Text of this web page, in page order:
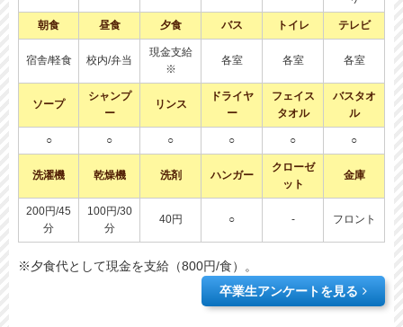
朝食 昼食 夕食 バス トイレ テレビ
宿舎/軽食 校内/弁当
現金支給
※
各室 各室 各室
ソープ
シャンプ
ー
リンス
ドライヤ
ー
フェイス
タオル
バスタオ
ル
○ ○ ○ ○ ○ ○
洗濯機 乾燥機 洗剤 ハンガー
クローゼ
ット
金庫
200円/45
分
100円/30
分
40円 ○ - フロント
※夕食代として現金を支給（800円/食）。
卒業生アンケートを見る